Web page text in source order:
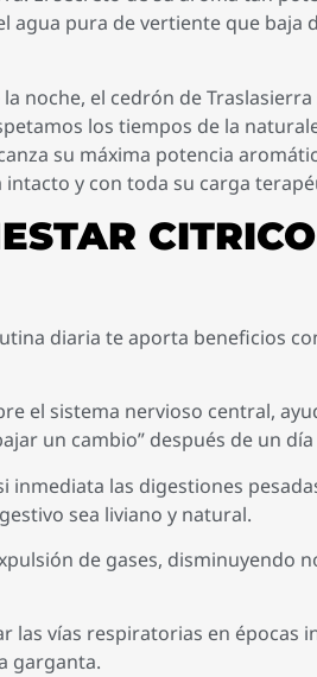
pura de vertiente que baja
noche, el cedrón de
los tiempos de la
su máxima potencia
y con toda su carga
diaria te aporta beneficios
el sistema nervioso central,
un cambio” después de un
inmediata las digestiones
sea liviano y natural.
de gases, disminuyendo
las vías respiratorias en épocas
garganta.